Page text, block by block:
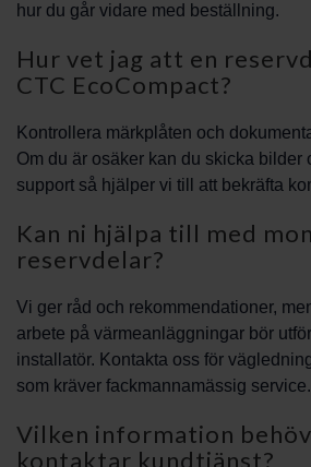
hur du går vidare med beställning.
Hur vet jag att en
CTC EcoCompact?
Kontrollera märkplåten och
Om du är osäker kan du skicka bilder
support så hjälper vi till att bekräfta
Kan ni hjälpa till med
reservdelar?
Vi ger råd och rekommendationer,
arbete på värmeanläggningar bör
installatör. Kontakta oss för
som kräver fackmannamässig service.
Vilken information
kontaktar kundtjänst?